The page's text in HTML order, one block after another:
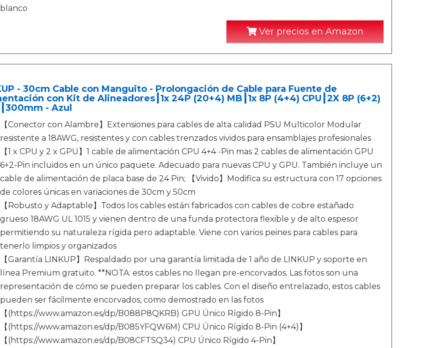
blanco
Ver precios en Amazon
- 30cm Cable con Manguito - Prolongación de Cable para Fuente de
con Kit de Alineadores┃1x 24P (20+4) MB┃1x 8P (4+4) CPU┃2X 8P (6+2)
- Azul
【Conector con Alambre】Extensiones para cables de alta calidad PSU Multicolor Modular
resistente a 18AWG, resistentes y con cables trenzados vividos para ensamblajes profesionales
【1 x CPU y 2 x GPU】1 cable de alimentación CPU 4+4 -Pin mas 2 cables de alimentación GPU
6+2-Pin incluidos en un único paquete. Adecuado para nuevas CPU y GPU. También incluye un
cable de alimentación de placa base de 24 Pin; 【Vivido】Modifica su estructura con 17 opciones
de colores únicas en variaciones de 30cm y 50cm
【Robusto y Adaptable】Todos los cables están fabricados con cables de cobre estañado
grueso 18AWG UL 1015 y vienen dentro de una funda protectora flexible y de alto espesor
permitiendo su naturaleza rígida pero adaptable. Viene con varios peines para cables para
tenerlo limpios y organizados
【Garantía LINKUP】Respaldado por una garantía limitada de 1 año de LINKUP y soporte en
línea Premium gratuito. **NOTA: estos cables no llegan pre-encorvados. Las fotos son una
representación de cómo se pueden preparar los cables. Con el diseño entrelazado, estos cables
pueden ser fácilmente encorvados, como demostrado en las fotos
【(https://www.amazon.es/dp/B088P8QKRB) GPU Único Rígido 8-Pin】
【(https://www.amazon.es/dp/B085YFQW6M) CPU Único Rígido 8-Pin (4+4)】
【(https://www.amazon.es/dp/B08CFTSQ34) CPU Único Rígido 4-Pin】